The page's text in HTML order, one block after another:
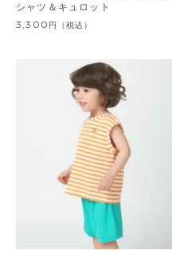
シャツ＆キュロット
3,300 円 （税込）